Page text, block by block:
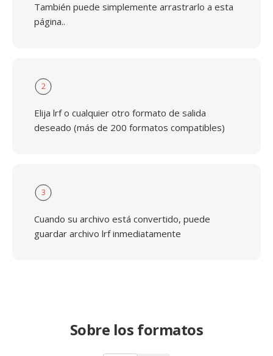
También puede simplemente arrastrarlo a esta
página..
2
Elija lrf o cualquier otro formato de salida
deseado (más de 200 formatos compatibles)
3
Cuando su archivo está convertido, puede
guardar archivo lrf inmediatamente
Sobre los formatos